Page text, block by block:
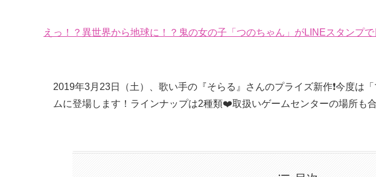
えっ！？異世界から地球に！？鬼の女の子「つのちゃん」がLINEスタンプで
2019年3月23日（土）、歌い手の『そらる』さんのプライズ新作❗️今度は
ムに登場します！ラインナップは2種類❤️取扱いゲームセンターの場所も